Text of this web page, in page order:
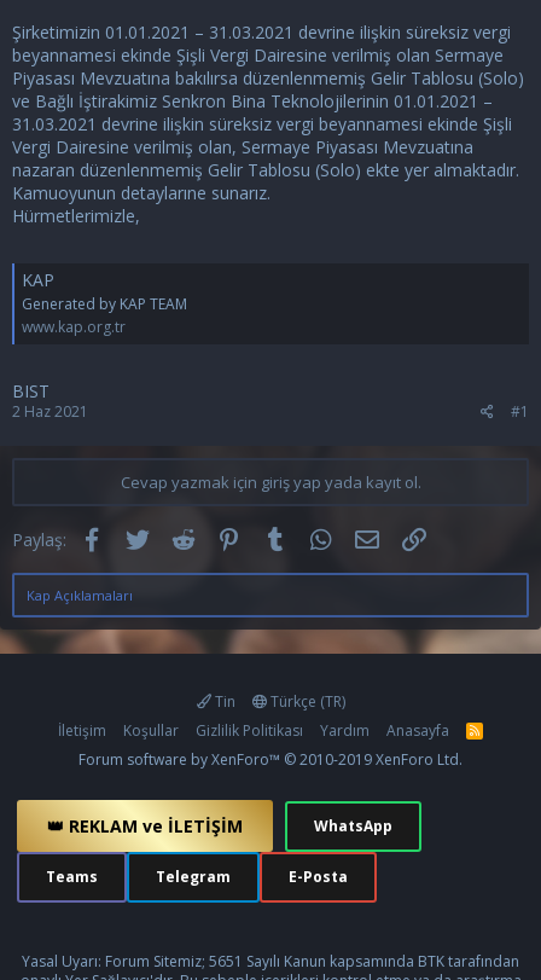
Şirketimizin 01.01.2021 – 31.03.2021 devrine ilişkin süreksiz vergi
beyannamesi ekinde Şişli Vergi Dairesine verilmiş olan Sermaye
Piyasası Mevzuatına bakılırsa düzenlenmemiş Gelir Tablosu (Solo)
ve Bağlı İştirakimiz Senkron Bina Teknolojilerinin 01.01.2021 –
31.03.2021 devrine ilişkin süreksiz vergi beyannamesi ekinde Şişli
Vergi Dairesine verilmiş olan, Sermaye Piyasası Mevzuatına
nazaran düzenlenmemiş Gelir Tablosu (Solo) ekte yer almaktadır.
Kamuoyunun detaylarıne sunarız.
Hürmetlerimizle,
KAP
Generated by KAP TEAM
www.kap.org.tr
BIST
2 Haz 2021 #1
Cevap yazmak için giriş yap yada kayıt ol.
Paylaş: Facebook
TwitterReddit PinterestTumblrWhatsApp
E-postaLink
Kap Açıklamaları
Tin
Türkçe (TR)
İletişim
Koşullar Gizlilik Politikası Yardım Anasayfa
R
Forum software by XenForo™ © 2010-2019 XenForo Ltd.
👑 REKLAM ve İLETİŞİM WhatsApp
Teams Telegram E-Posta
Yasal Uyarı: Forum Sitemiz; 5651 Sayılı Kanun kapsamında BTK tarafından